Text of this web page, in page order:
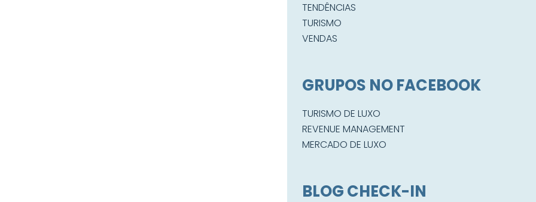
TENDÊNCIAS
TURISMO
VENDAS
GRUPOS NO FACEBOOK
TURISMO DE LUXO
REVENUE MANAGEMENT
MERCADO DE LUXO
BLOG CHECK-IN